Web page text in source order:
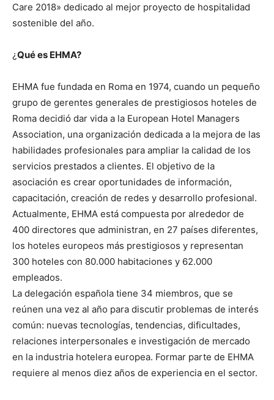
Care 2018» dedicado al mejor proyecto de hospitalidad
sostenible del año.
¿Qué es EHMA?
EHMA fue fundada en Roma en 1974, cuando un pequeño
grupo de gerentes generales de prestigiosos hoteles de
Roma decidió dar vida a la European Hotel Managers
Association, una organización dedicada a la mejora de las
habilidades profesionales para ampliar la calidad de los
servicios prestados a clientes. El objetivo de la
asociación es crear oportunidades de información,
capacitación, creación de redes y desarrollo profesional.
Actualmente, EHMA está compuesta por alrededor de
400 directores que administran, en 27 países diferentes,
los hoteles europeos más prestigiosos y representan
300 hoteles con 80.000 habitaciones y 62.000
empleados.
La delegación española tiene 34 miembros, que se
reúnen una vez al año para discutir problemas de interés
común: nuevas tecnologías, tendencias, dificultades,
relaciones interpersonales e investigación de mercado
en la industria hotelera europea. Formar parte de EHMA
requiere al menos diez años de experiencia en el sector.